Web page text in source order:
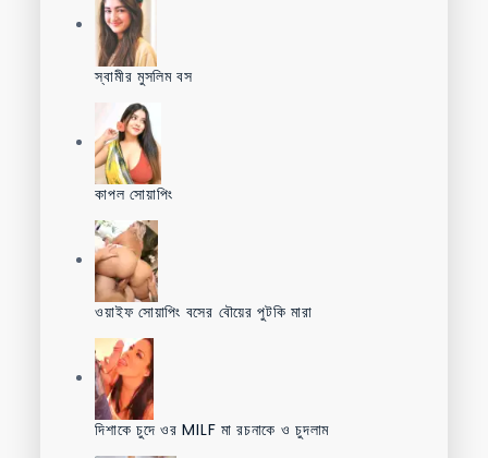
স্বামীর মুসলিম বস
কাপল সোয়াপিং
ওয়াইফ সোয়াপিং বসের বৌয়ের পুটকি মারা
দিশাকে চুদে ওর MILF মা রচনাকে ও চুদলাম